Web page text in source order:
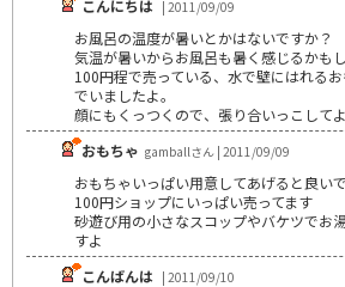
こんにちは | 2011/09/09
お風呂の温度が暑いとかはないですか？
気温が暑いからお風呂も暑く感じるかも
100円程で売っている、水で壁にはれる
でいましたよ。
顔にもくっつくので、張り合いっこして
おもちゃ gamballさん | 2011/09/09
おもちゃいっぱい用意してあげると良い
100円ショップにいっぱい売ってます
砂遊び用の小さなスコップやバケツでお
すよ
こんばんは | 2011/09/10